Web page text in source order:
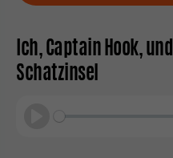
Ich, Captain Hook,
Schatzinsel